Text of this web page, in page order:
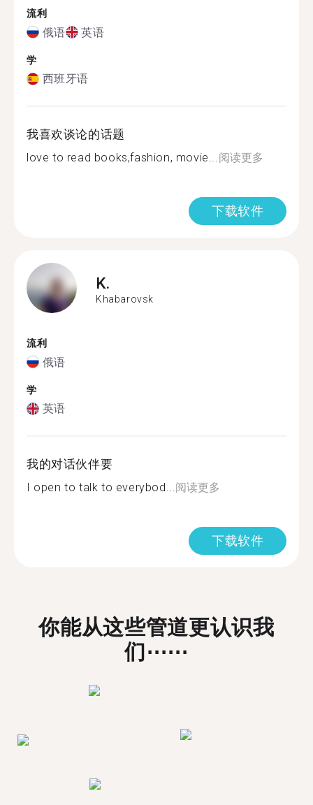
流利
俄语 英语
学
西班牙语
我喜欢谈论的话题
love to read books,fashion, movie...阅读更多
下载软件
K.
Khabarovsk
流利
俄语
学
英语
我的对话伙伴要
I open to talk to everybod...阅读更多
下载软件
你能从这些管道更认识我
们⋯⋯